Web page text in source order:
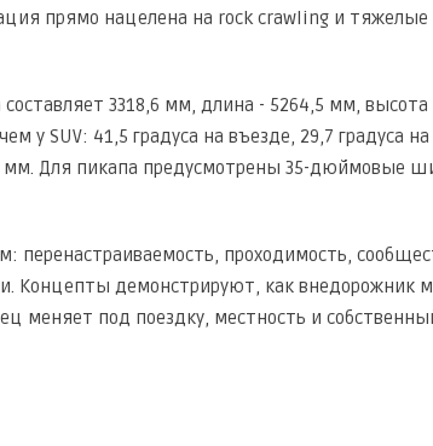
прямо нацелена на rock crawling и
составляет 3318,6 мм, длина - 5264,5 мм,
у SUV: 41,5 градуса на въезде, 29,7 градуса
мм. Для пикапа предусмотрены 35-дюймовые
проходимость,
Концепты демонстрируют, как
меняет под поездку, местность и